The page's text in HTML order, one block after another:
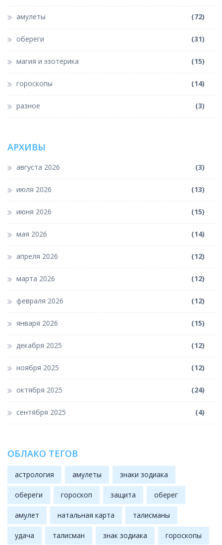
амулеты (72)
обереги (31)
магия и эзотерика (15)
гороскопы (14)
разное (3)
АРХИВЫ
августа 2026 (3)
июля 2026 (13)
июня 2026 (15)
мая 2026 (14)
апреля 2026 (12)
марта 2026 (12)
февраля 2026 (12)
января 2026 (15)
декабря 2025 (12)
ноября 2025 (12)
октября 2025 (24)
сентября 2025 (4)
ОБЛАКО ТЕГОВ
астрология амулеты знаки зодиака
обереги гороскоп защита оберег
амулет натальная карта талисманы
удача талисман знак зодиака гороскопы